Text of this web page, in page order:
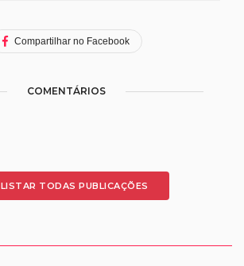
Compartilhar no Facebook
COMENTÁRIOS
LISTAR TODAS PUBLICAÇÕES